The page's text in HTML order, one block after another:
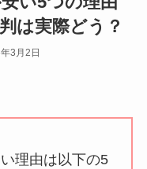
は実際どう？
3月2日
理由は以下の5